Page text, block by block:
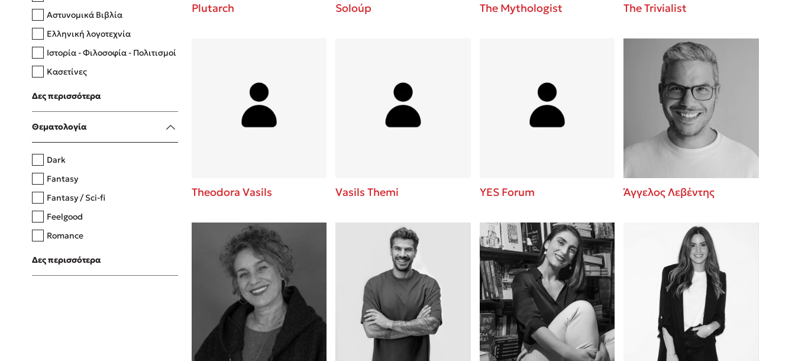
Δανάη Δεληγεώργη
Πάνω, κάτω, μπροστά, πίσω
Η μέθοδος Αφήστε τους
Αστυνομικά Βιβλία
Ελληνική λογοτεχνία
Ιστορία - Φιλοσοφία - Πολιτισμοί
Κασετίνες
Λευκώματα - Έγχρωμοι οδηγοί
Μαγειρική
Δες περισσότερα
Θεματολογία
Dark
Fantasy
Fantasy / Sci-fi
Feelgood
Romance
Upmarket
Young Adult
Δες περισσότερα
Plutarch Soloúp The Mythologist The Trivialist
Theodora Vasils Vasils Themi YES Forum Άγγελος Λεβέντης